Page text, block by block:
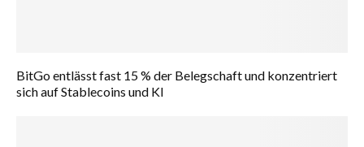
BitGo entlässt fast 15 % der Belegschaft und konzentriert
sich auf Stablecoins und KI